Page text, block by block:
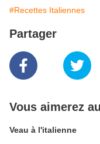
#Recettes Italiennes
Partager
Vous aimerez
Veau à l'italienne